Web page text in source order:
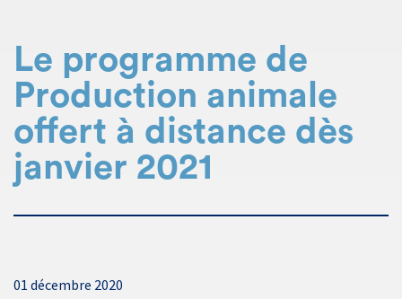
Le programme de
Production animale
offert à distance dès
janvier 2021
01 décembre 2020